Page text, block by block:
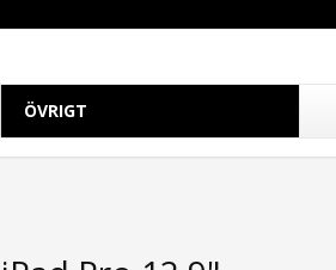
ÖVRIGT